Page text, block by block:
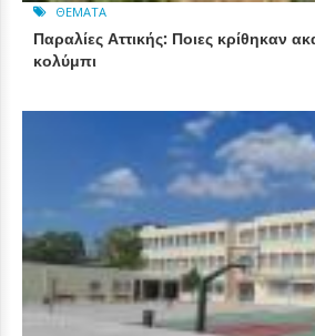
ΘΈΜΑΤΑ
Παραλίες Αττικής: Ποιες κρίθηκαν
κολύμπι